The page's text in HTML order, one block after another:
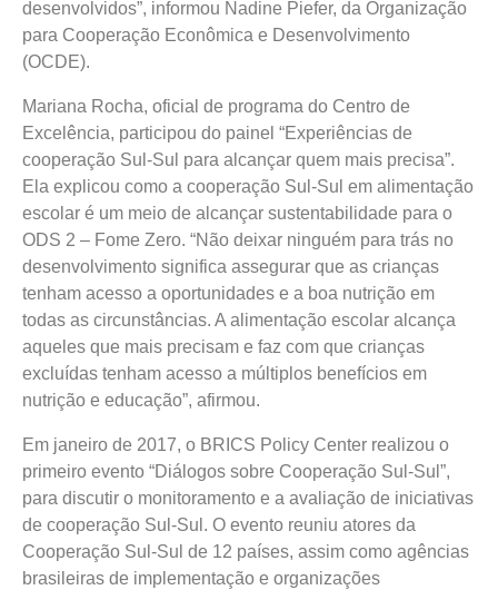
desenvolvidos”, informou Nadine Piefer, da Organização
para Cooperação Econômica e Desenvolvimento
(OCDE).
Mariana Rocha, oficial de programa do Centro de
Excelência, participou do painel “Experiências de
cooperação Sul-Sul para alcançar quem mais precisa”.
Ela explicou como a cooperação Sul-Sul em alimentação
escolar é um meio de alcançar sustentabilidade para o
ODS 2 – Fome Zero. “Não deixar ninguém para trás no
desenvolvimento significa assegurar que as crianças
tenham acesso a oportunidades e a boa nutrição em
todas as circunstâncias. A alimentação escolar alcança
aqueles que mais precisam e faz com que crianças
excluídas tenham acesso a múltiplos benefícios em
nutrição e educação”, afirmou.
Em janeiro de 2017, o BRICS Policy Center realizou o
primeiro evento “Diálogos sobre Cooperação Sul-Sul”,
para discutir o monitoramento e a avaliação de iniciativas
de cooperação Sul-Sul. O evento reuniu atores da
Cooperação Sul-Sul de 12 países, assim como agências
brasileiras de implementação e organizações